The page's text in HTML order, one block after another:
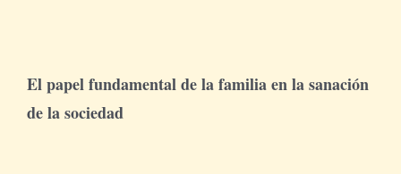
Cómo Donar
El papel fundamental de la familia en la sanación
de la sociedad